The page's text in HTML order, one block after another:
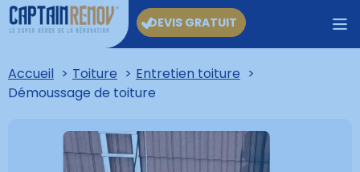
DEVIS GRATUIT
Accueil Toiture
Entretien toiture
Démoussage de toiture